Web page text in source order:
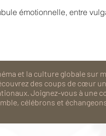
émotionnelle, entre
et la culture globale sur
des coups de cœur
Joignez-vous à une
célébrons et